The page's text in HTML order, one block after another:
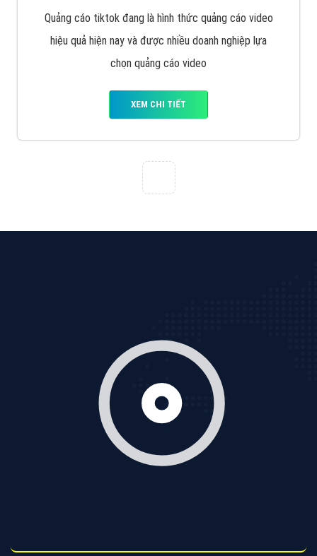
Tìm công ty thiết kế website uy tín, chuyên nghiệp tại
thiệu công ty thiết kế Viet
XEM CHI TIẾT
Quảng cáo Cốc Cốc
Cốc Cốc là trình duyệt web trực tuyến hiệu quả, hãy
cùng VietAds tìm hiểu về các hình thức quảng cáo
của trình duyệt Cốc Cốc